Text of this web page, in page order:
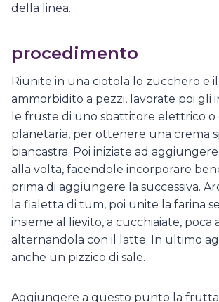
della linea.
procedimento
Riunite in una ciotola lo zucchero e
ammorbidito a pezzi, lavorate poi gli
le fruste di uno sbattitore elettrico o
planetaria, per ottenere una crema
biancastra. Poi iniziate ad
alla volta, facendole incorporare
prima di aggiungere la successiva.
la fialetta di tum, poi unite la farina
insieme al lievito, a cucchiaiate, poca
alternandola con il latte. In ultimo
anche un pizzico di sale.
Aggiungere a questo punto la frutta